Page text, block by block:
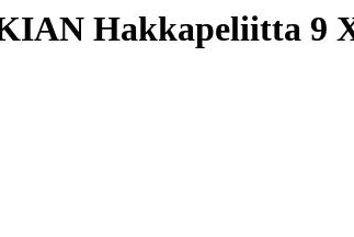
Hakkapeliitta